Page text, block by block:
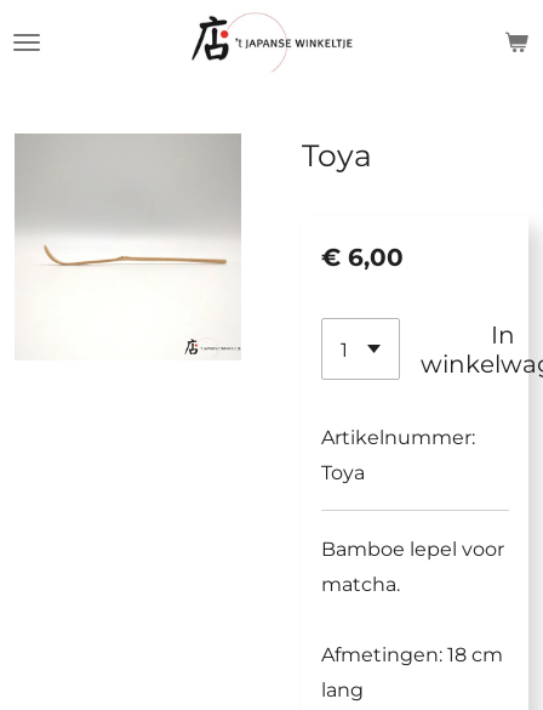
de
Toya
€ 6,00
In
Artikelnummer:
Toya
Bamboe lepel voor
matcha.
Afmetingen: 18 cm
lang